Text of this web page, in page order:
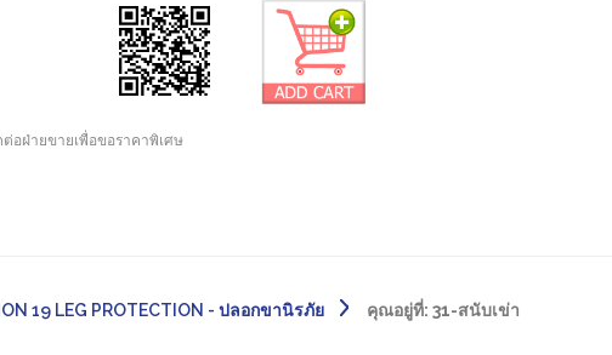
อฝ่ายขายเพื่อขอราคาพิเศษ
19 LEG PROTECTION - ปลอกขานิรภัย คุณอยู่ที่: 31-สนับเข่า